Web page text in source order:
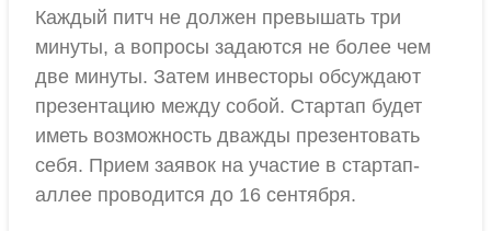
Каждый питч не должен превышать три
минуты, а вопросы задаются не более чем
две минуты. Затем инвесторы обсуждают
презентацию между собой. Стартап будет
иметь возможность дважды презентовать
себя. Прием заявок на участие в стартап-
аллее проводится до 16 сентября.